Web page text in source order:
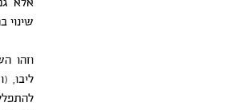
אלא
שינוי
וזהו
ליבו,